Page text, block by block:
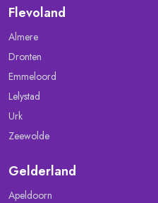
Flevoland
Almere
Dronten
Emmeloord
Lelystad
Urk
Zeewolde
Gelderland
Apeldoorn